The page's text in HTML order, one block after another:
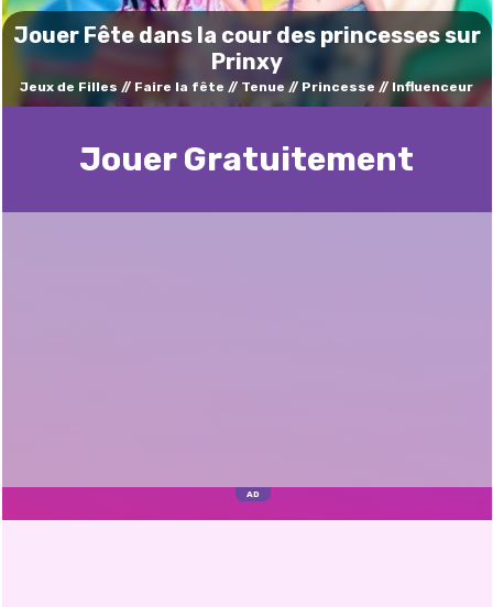
Jouer Fête dans la cour des princesses sur
Prinxy
Jeux de Filles Faire la fête Tenue Princesse Influenceur
Jouer Gratuitement